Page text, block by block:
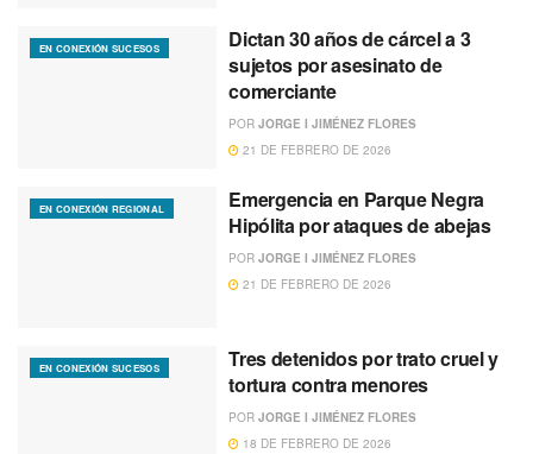
EN CONEXIÓN SUCESOS
Dictan 30 años de cárcel a 3
sujetos por asesinato de
comerciante
POR JORGE I JIMÉNEZ FLORES
21 DE FEBRERO DE 2026
EN CONEXIÓN REGIONAL
Emergencia en Parque Negra
Hipólita por ataques de abejas
POR JORGE I JIMÉNEZ FLORES
21 DE FEBRERO DE 2026
EN CONEXIÓN SUCESOS
Tres detenidos por trato cruel y
tortura contra menores
POR JORGE I JIMÉNEZ FLORES
18 DE FEBRERO DE 2026